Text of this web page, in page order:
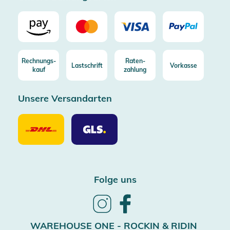
Rechnungs-
kauf
Lastschrift
Raten-
zahlung
Vorkasse
Unsere Versandarten
Unsere
Versandarten
DHL
Unsere
Versandarten
GLS
Folge uns
Follow
WAREHOUSE ONE - ROCKIN & RIDIN